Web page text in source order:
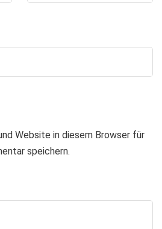
Website in diesem Browser für
speichern.